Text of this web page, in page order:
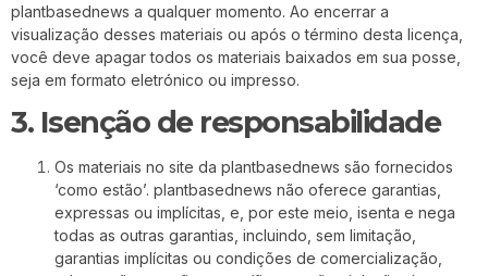
plantbasednews a qualquer momento. Ao encerrar a
visualização desses materiais ou após o término desta licença,
você deve apagar todos os materiais baixados em sua posse,
seja em formato eletrónico ou impresso.
3. Isenção de responsabilidade
Os materiais no site da plantbasednews são fornecidos
‘como estão’. plantbasednews não oferece garantias,
expressas ou implícitas, e, por este meio, isenta e nega
todas as outras garantias, incluindo, sem limitação,
garantias implícitas ou condições de comercialização,